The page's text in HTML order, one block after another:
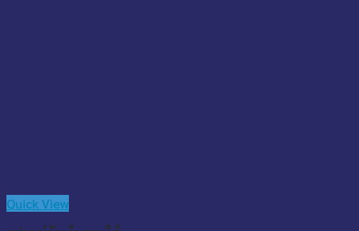
Quick View